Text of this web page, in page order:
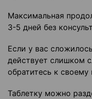
Максимальная
3-5 дней без
Если у вас
действует слишком
обратитесь к
Таблетку можно